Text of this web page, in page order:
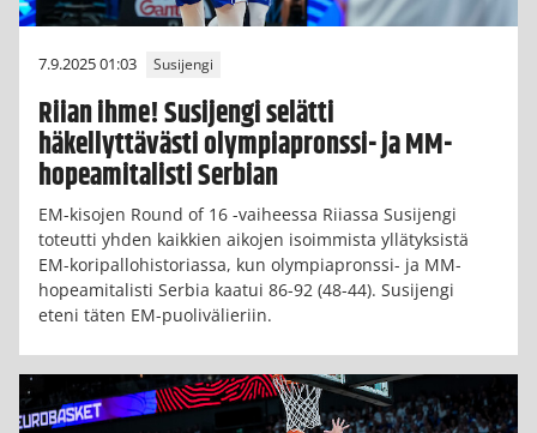
7.9.2025 01:03 Susijengi
Riian ihme! Susijengi selätti
häkellyttävästi olympiapronssi- ja MM-
hopeamitalisti Serbian
EM-kisojen Round of 16 -vaiheessa Riiassa Susijengi
toteutti yhden kaikkien aikojen isoimmista yllätyksistä
EM-koripallohistoriassa, kun olympiapronssi- ja MM-
hopeamitalisti Serbia kaatui 86-92 (48-44). Susijengi
eteni täten EM-puolivälieriin.